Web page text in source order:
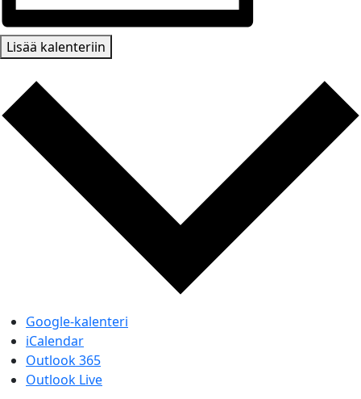
Lisää kalenteriin
Google-kalenteri
iCalendar
Outlook 365
Outlook Live